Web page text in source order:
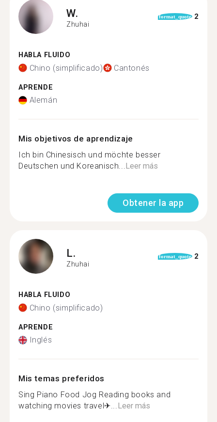
W.
Zhuhai
format_quote 2
HABLA FLUIDO
Chino (simplificado) Cantonés
APRENDE
Alemán
Mis objetivos de aprendizaje
Ich bin Chinesisch und möchte besser
Deutschen und Koreanisch...Leer más
Obtener la app
L.
Zhuhai
format_quote 2
HABLA FLUIDO
Chino (simplificado)
APRENDE
Inglés
Mis temas preferidos
Sing Piano Food Jog Reading books and
watching movies travel✈...Leer más